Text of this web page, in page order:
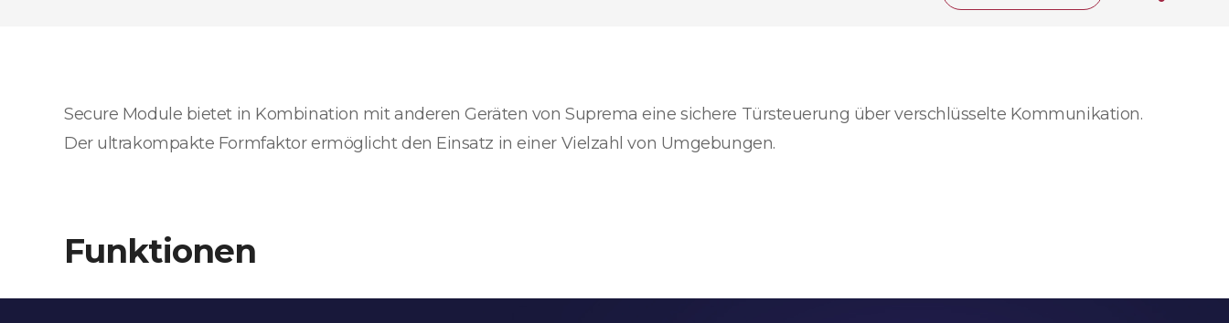
Secure Module bietet in Kombination mit anderen Geräten von Suprema eine sichere Türsteuerung über verschlüsselte Kommunikation.
Der ultrakompakte Formfaktor ermöglicht den Einsatz in einer Vielzahl von Umgebungen.
Funktionen